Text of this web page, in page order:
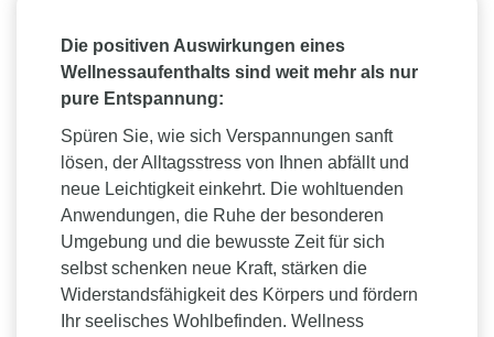
Die positiven Auswirkungen eines
Wellnessaufenthalts sind weit mehr als nur
pure Entspannung:
Spüren Sie, wie sich Verspannungen sanft
lösen, der Alltagsstress von Ihnen abfällt und
neue Leichtigkeit einkehrt. Die wohltuenden
Anwendungen, die Ruhe der besonderen
Umgebung und die bewusste Zeit für sich
selbst schenken neue Kraft, stärken die
Widerstandsfähigkeit des Körpers und fördern
Ihr seelisches Wohlbefinden. Wellness